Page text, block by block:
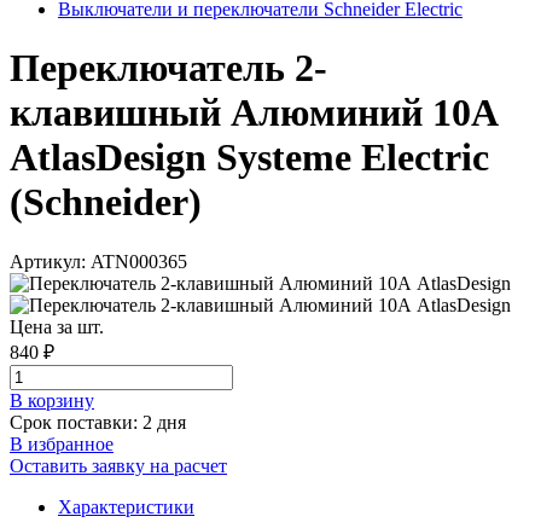
Выключатели и переключатели Schneider Electric
Переключатель 2-
клавишный Алюминий 10А
AtlasDesign Systeme Electric
(Schneider)
Артикул: ATN000365
Цена за шт.
840 ₽
В корзинy
Срок поставки: 2 дня
В избранное
Оставить заявку на расчет
Характеристики